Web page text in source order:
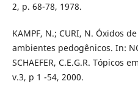
2, p. 68-78, 1978.
KAMPF, N.; CURI, N. Óxidos
ambientes pedogênicos. In:
SCHAEFER, C.E.G.R. Tópicos
v.3, p 1 -54, 2000.